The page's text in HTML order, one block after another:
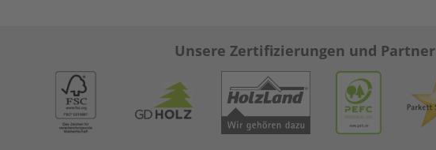
Unsere Zertifizierungen und Partner